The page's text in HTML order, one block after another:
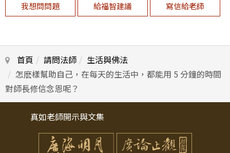
我想問問題 給福智建議 寫信給老師
首頁 請問法師
生活與佛法
怎麽樣幫助自己，在每天的生活中，都能用 5 分鐘的時間
對師長修信念恩呢？
真如老師開示與文集